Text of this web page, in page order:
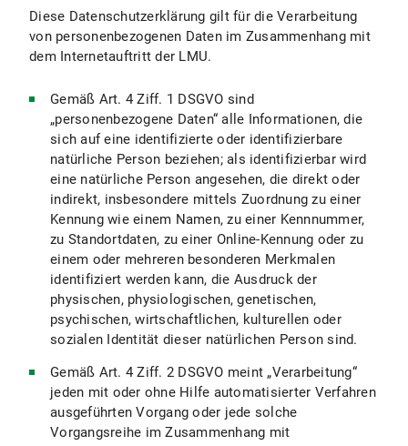
VII.4 Widerspruchs- und Beseitigungsmöglichkeit
VIII. Einsatz von RSS
IX.1 Umfang und Zweck der Datenverarbeitung
IX.2 Rechtsgrundlage der Datenverarbeitung
IX.3 Dauer der Datenverarbeitung
IX.4 Widerspruchs- und Beseitigungsmöglichkeiten
X. Ihre datenschutzrechtlichen Rechte
X.1 Auskunftsrecht
X.3 Recht auf Einschränkung der Verarbeitung
X.4 Recht auf Löschung
Diese Datenschutzerklärung gilt für die Verarbeitung
von personenbezogenen Daten im Zusammenhang mit
dem Internetauftritt der LMU.
Gemäß Art. 4 Ziff. 1 DSGVO sind
„personenbezogene Daten“ alle Informationen, die
sich auf eine identifizierte oder identifizierbare
natürliche Person beziehen; als identifizierbar wird
eine natürliche Person angesehen, die direkt oder
indirekt, insbesondere mittels Zuordnung zu einer
Kennung wie einem Namen, zu einer Kennnummer,
zu Standortdaten, zu einer Online-Kennung oder zu
einem oder mehreren besonderen Merkmalen
identifiziert werden kann, die Ausdruck der
physischen, physiologischen, genetischen,
psychischen, wirtschaftlichen, kulturellen oder
sozialen Identität dieser natürlichen Person sind.
Gemäß Art. 4 Ziff. 2 DSGVO meint „Verarbeitung“
jeden mit oder ohne Hilfe automatisierter Verfahren
ausgeführten Vorgang oder jede solche
Vorgangsreihe im Zusammenhang mit